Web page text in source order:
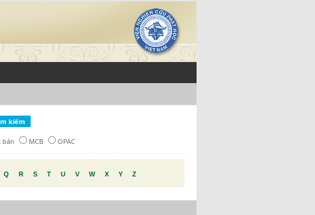
bản MCB OPAC
Q R S T U V W X Y Z